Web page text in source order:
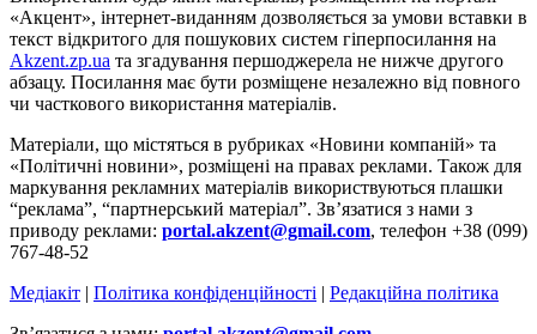
«Акцент», інтернет-виданням дозволяється за умови вставки в
текст відкритого для пошукових систем гіперпосилання на
Akzent.zp.ua та згадування першоджерела не нижче другого
абзацу. Посилання має бути розміщене незалежно від повного
чи часткового використання матеріалів.
Матеріали, що містяться в рубриках «Новини компаній» та
«Політичні новини», розміщені на правах реклами. Також для
маркування рекламних матеріалів використвуються плашки
“реклама”, “партнерський матеріал”. Зв’язатися з нами з
приводу реклами: portal.akzent@gmail.com, телефон +38 (099)
767-48-52
Медіакіт | Політика конфіденційності | Редакційна політика